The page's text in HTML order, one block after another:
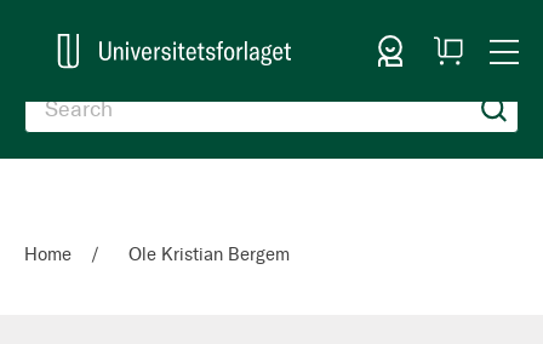
Sign In
My
Cart
Home Ole Kristian Bergem